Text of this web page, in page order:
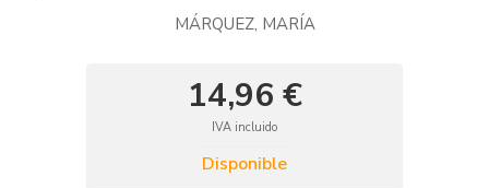
MÁRQUEZ, MARÍA
14,96 €
IVA incluido
Disponible